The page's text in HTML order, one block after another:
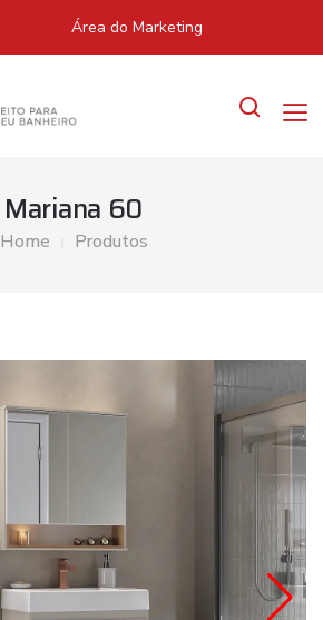
Área do Marketing
Mariana 60
Home Produtos